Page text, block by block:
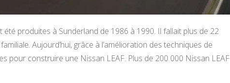
produites à Sunderland de 1986 à 1990. Il fallait plus de 22
Aujourd’hui, grâce à l’amélioration des techniques de
pour construire une Nissan LEAF. Plus de 200 000 Nissan LEAF